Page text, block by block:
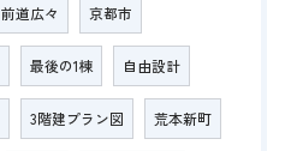
前道広々 京都市
最後の1棟 自由設計
3階建プラン図 荒本新町